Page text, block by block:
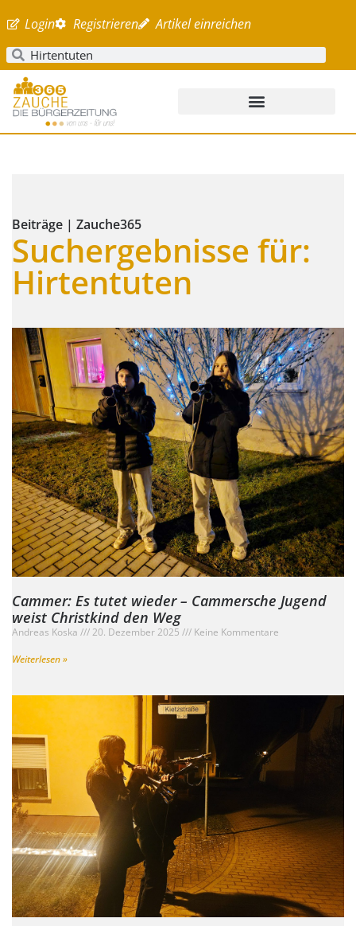
Login Registrieren Artikel einreichen
Beiträge | Zauche365
Suchergebnisse für:
Hirtentuten
Cammer: Es tutet wieder – Cammersche Jugend
weist Christkind den Weg
Andreas Koska 20. Dezember 2025
Keine Kommentare
Weiterlesen »